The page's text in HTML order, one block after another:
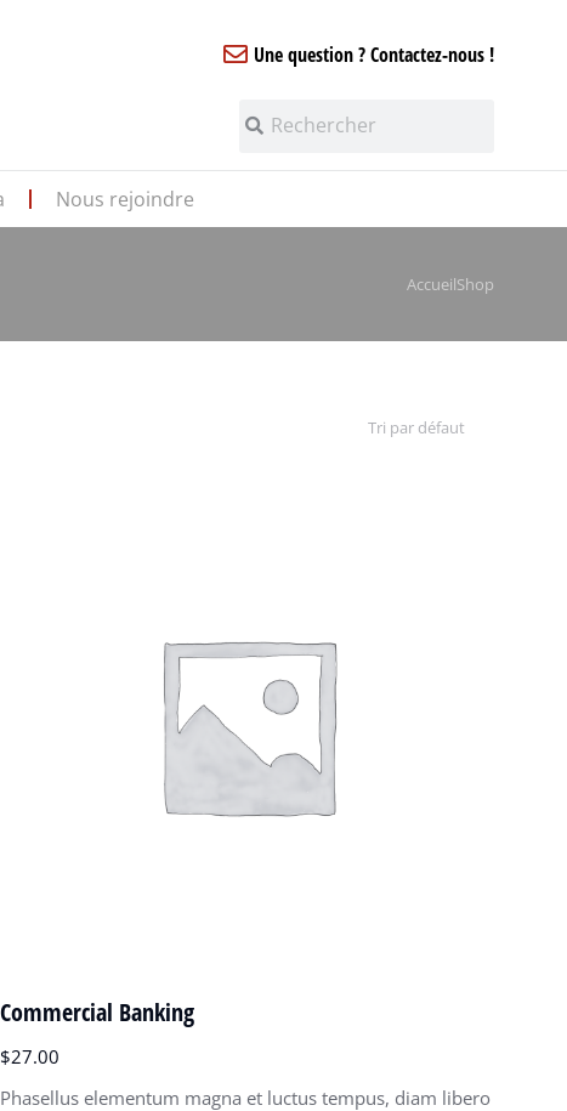
Une question ? Contactez-nous !
Nous rejoindre
AccueilShop
Commercial Banking
$27.00
Phasellus elementum magna et luctus tempus, diam libero